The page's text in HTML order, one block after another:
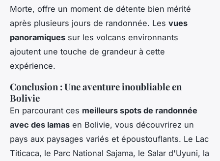
Morte, offre un moment de détente bien mérité
après plusieurs jours de randonnée. Les vues
panoramiques sur les volcans environnants
ajoutent une touche de grandeur à cette
expérience.
Conclusion : Une aventure inoubliable en
Bolivie
En parcourant ces meilleurs spots de randonnée
avec des lamas en Bolivie, vous découvrirez un
pays aux paysages variés et époustouflants. Le Lac
Titicaca, le Parc National Sajama, le Salar d'Uyuni, la